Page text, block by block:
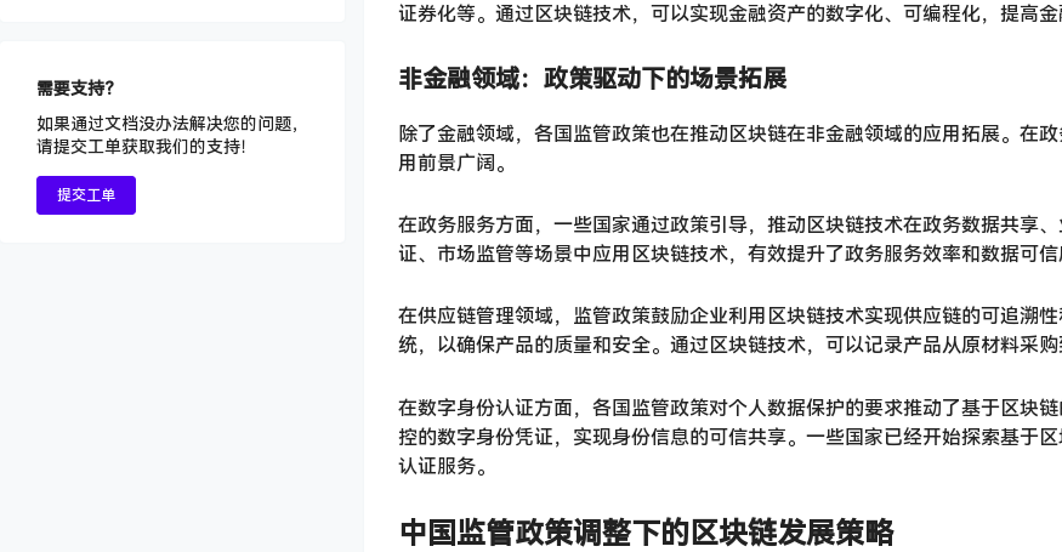
需要支持？
如果通过文档没办法解决您的问题，
请提交工单获取我们的支持！
提交工单
证券化等。通过区块链技术，可以实现金融资产的数字化、可编程化，提高金
非金融领域：政策驱动下的场景拓展
除了金融领域，各国监管政策也在推动区块链在非金融领域的应用拓展。在
用前景广阔。
在政务服务方面，一些国家通过政策引导，推动区块链技术在政务数据共享
证、市场监管等场景中应用区块链技术，有效提升了政务服务效率和数据可信
在供应链管理领域，监管政策鼓励企业利用区块链技术实现供应链的可追溯
统，以确保产品的质量和安全。通过区块链技术，可以记录产品从原材料采
在数字身份认证方面，各国监管政策对个人数据保护的要求推动了基于区块
控的数字身份凭证，实现身份信息的可信共享。一些国家已经开始探索基于
认证服务。
中国监管政策调整下的区块链发展策略